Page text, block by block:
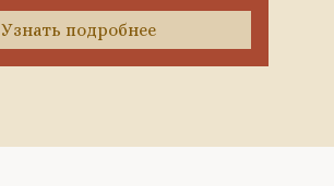
Узнать подробнее